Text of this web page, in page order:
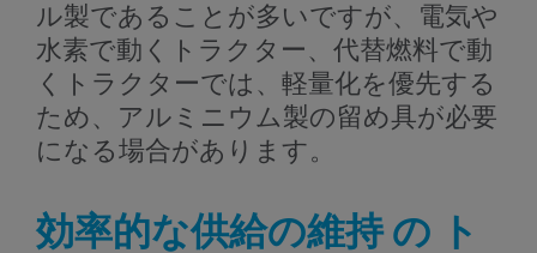
ル製であることが多いですが、電気や
水素で動くトラクター、代替燃料で動
くトラクターでは、軽量化を優先する
ため、アルミニウム製の留め具が必要
になる場合があります。
効率的な供給の維持 の
ト